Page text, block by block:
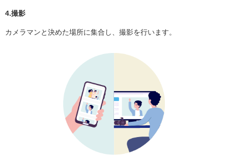
4.撮影
カメラマンと決めた場所に集合し、撮影を行います。